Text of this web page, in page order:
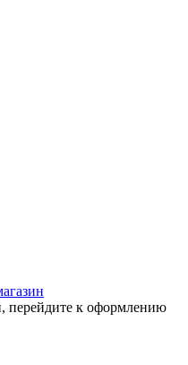
перейдите к оформлению